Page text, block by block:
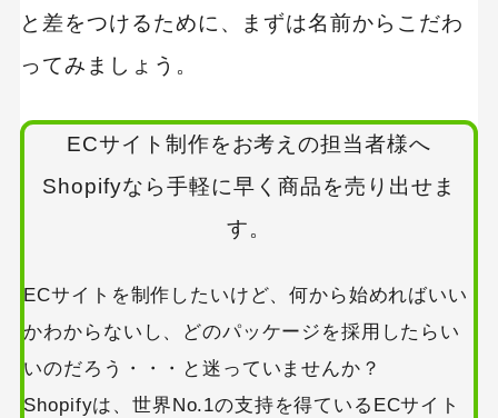
と差をつけるために、まずは名前からこだわ
ってみましょう。
ECサイト制作をお考えの担当者様へ
Shopifyなら手軽に早く商品を売り出せま
す。
ECサイトを制作したいけど、何から始めればいい
かわからないし、どのパッケージを採用したらい
いのだろう・・・と迷っていませんか？
Shopifyは、世界No.1の支持を得ているECサイト